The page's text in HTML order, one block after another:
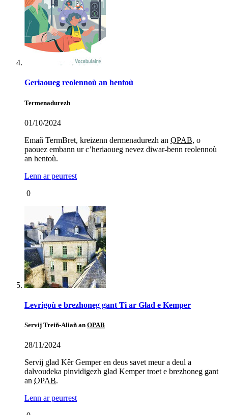
Geriaoueg reolennoù an hentoù
Termenadurezh
01/10/2024
Emañ TermBret, kreizenn dermenadurezh an OPAB, o
paouez embann ur c’heriaoueg nevez diwar-benn reolennoù
an hentoù.
Lenn ar peurrest
0
Levrigoù e brezhoneg gant Ti ar Glad e Kemper
Servij Treiñ-Aliañ an OPAB
28/11/2024
Servij glad Kêr Gemper en deus savet meur a deul a
dalvoudeka pinvidigezh glad Kemper troet e brezhoneg gant
an OPAB.
Lenn ar peurrest